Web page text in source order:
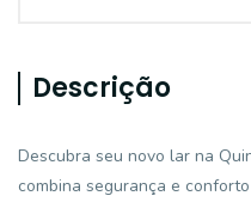
Descrição
Descubra seu novo lar na
combina segurança e